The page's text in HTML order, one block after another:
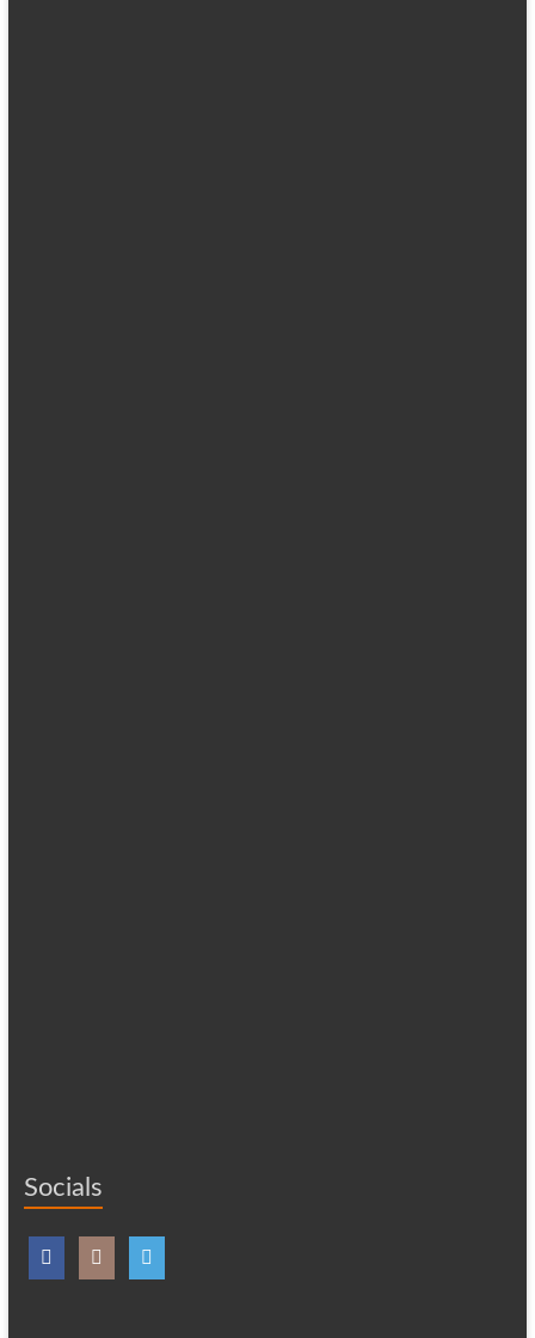
Socials